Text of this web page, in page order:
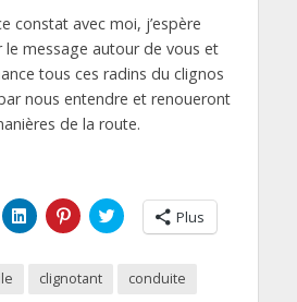
constat avec moi, j’espère
le message autour de vous et
tous ces radins du clignos
nous entendre et renoueront
de la route.
C
l
C
l
u
e
C
l Plus
clignotant
conduite